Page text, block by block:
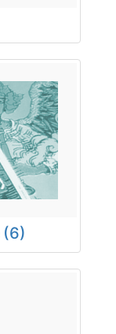
(6)